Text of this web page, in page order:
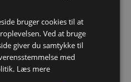
bruger cookies til at
Ved at bruge
giver du samtykke til
med
Læs mere